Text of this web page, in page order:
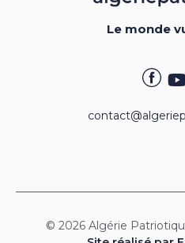
Le monde
© 2026 Algérie